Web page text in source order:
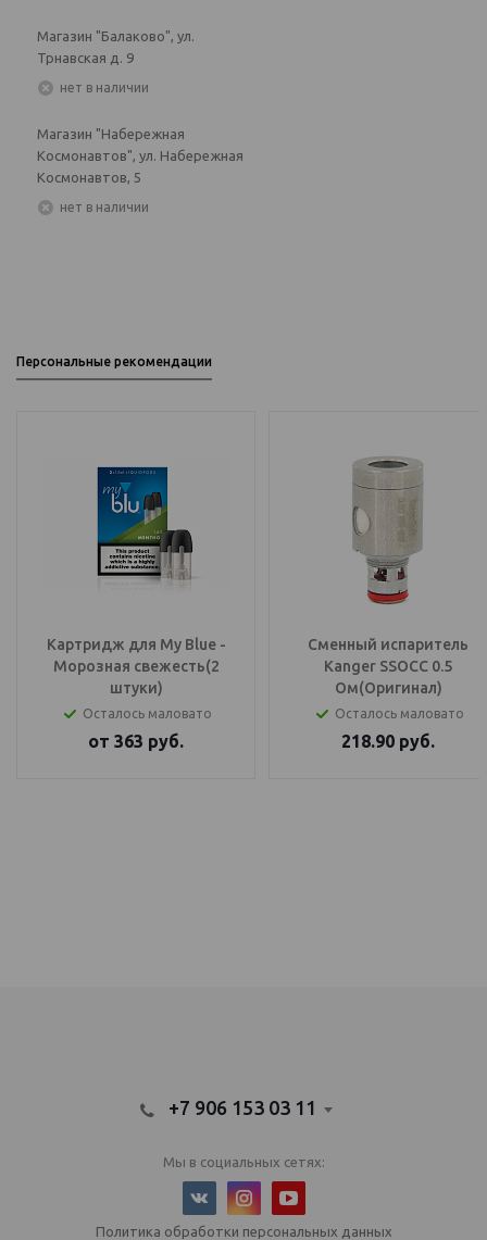
Магазин "Балаково", ул.
Трнавская д. 9
Нет в наличии
Магазин "Набережная
Космонавтов", ул. Набережная
Космонавтов, 5
Нет в наличии
Персональные рекомендации
Картридж для My Blue -
Морозная свежесть(2
штуки)
Осталось маловато
от 363 руб.
Сменный испаритель
Kanger SSOCC 0.5
Ом(Оригинал)
Осталось маловато
218.90 руб.
+7 906 153 03 11
Мы в социальных сетях:
Политика обработки персональных данных